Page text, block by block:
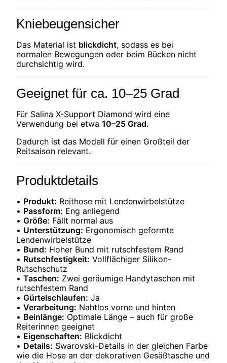
Kniebeugensicher
Das Material ist blickdicht, sodass es bei
normalen Bewegungen oder beim Bücken nicht
durchsichtig wird.
Geeignet für ca. 10–25 Grad
Für Salina X-Support Diamond wird eine
Verwendung bei etwa 10–25 Grad.
Dadurch ist das Modell für einen Großteil der
Reitsaison relevant.
Produktdetails
• Produkt: Reithose mit Lendenwirbelstütze
• Passform: Eng anliegend
• Größe: Fällt normal aus
• Unterstützung: Ergonomisch geformte
Lendenwirbelstütze
• Bund: Hoher Bund mit rutschfestem Rand
• Rutschfestigkeit: Vollflächiger Silikon-
Rutschschutz
• Taschen: Zwei geräumige Handytaschen mit
rutschfestem Rand
• Gürtelschlaufen: Ja
• Verarbeitung: Nahtlos vorne und hinten
• Beinlänge: Optimale Länge – auch für große
Reiterinnen geeignet
• Eigenschaften: Blickdicht
• Details: Swarovski-Details in der gleichen Farbe
wie die Hose an der dekorativen Gesäßtasche und